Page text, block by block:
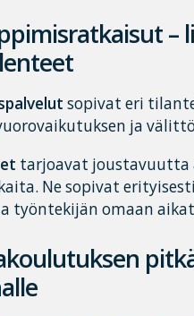
–
sopivat eri
ja
tarjoavat joustavuutta
Ne sopivat
työntekijän omaan